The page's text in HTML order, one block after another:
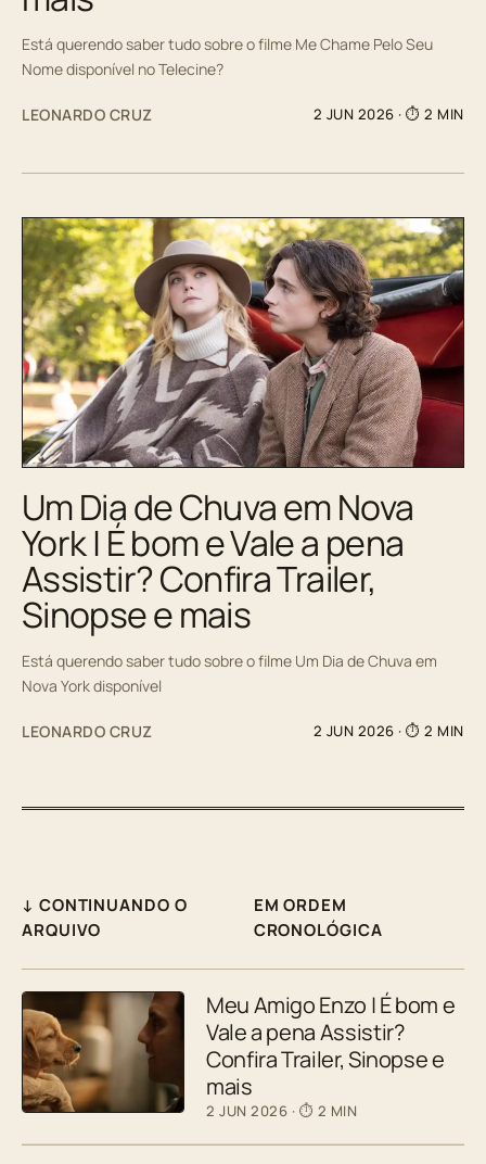
Está querendo saber tudo sobre o filme Me Chame Pelo Seu
Nome disponível no Telecine?
LEONARDO CRUZ 2 JUN 2026 · ⏱ 2 MIN
Um Dia de Chuva em Nova
York | É bom e Vale a pena
Assistir? Confira Trailer,
Sinopse e mais
Está querendo saber tudo sobre o filme Um Dia de Chuva em
Nova York disponível
LEONARDO CRUZ 2 JUN 2026 · ⏱ 2 MIN
↓ CONTINUANDO O
ARQUIVO
EM ORDEM
CRONOLÓGICA
Meu Amigo Enzo | É bom e
Vale a pena Assistir?
Confira Trailer, Sinopse e
mais
2 JUN 2026 · ⏱ 2 MIN